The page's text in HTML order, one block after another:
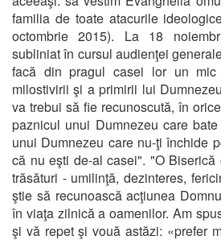
familia de toate atacurile
octombrie 2015). La 18
subliniat în cursul audienţei
facă din pragul casei lor un
milostivirii şi a primirii lui
va trebui să fie recunoscută, în
paznicul unui Dumnezeu care
unui Dumnezeu care nu-ţi închide
că nu eşti de-al casei". "O Biserică
trăsături - umilinţă, dezinteres,
ştie să recunoască acţiunea
în viaţa zilnică a oamenilor. Am
şi vă repet şi vouă astăzi: «prefer